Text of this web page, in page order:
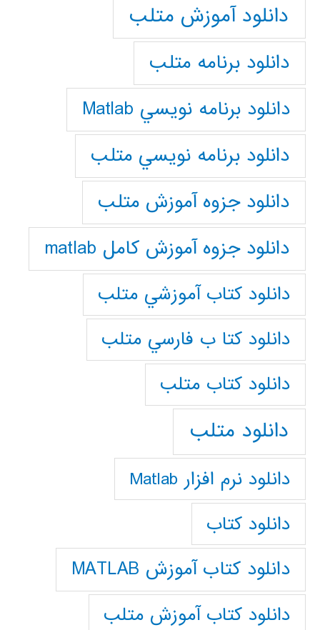
دانلود آموزش متلب
دانلود برنامه متلب
دانلود برنامه نويسي Matlab
دانلود برنامه نويسي متلب
دانلود جزوه آموزش متلب
دانلود جزوه آموزش کامل matlab
دانلود كتاب آموزشي متلب
دانلود كتا ب فارسي متلب
دانلود كتاب متلب
دانلود متلب
دانلود نرم افزار Matlab
دانلود کتاب
دانلود کتاب آموزش MATLAB
دانلود کتاب آموزش متلب